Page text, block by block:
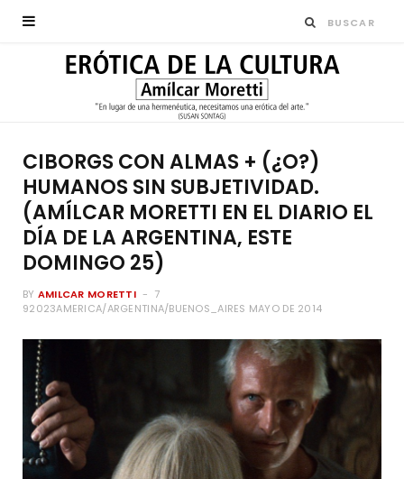
CIBORGS CON ALMAS + (¿O?)
HUMANOS SIN SUBJETIVIDAD.
(AMÍLCAR MORETTI EN EL DIARIO EL
DÍA DE LA ARGENTINA, ESTE
DOMINGO 25)
BY AMILCAR MORETTI
7
92023AMERICA/ARGENTINA/BUENOS_AIRES MAYO DE 2014